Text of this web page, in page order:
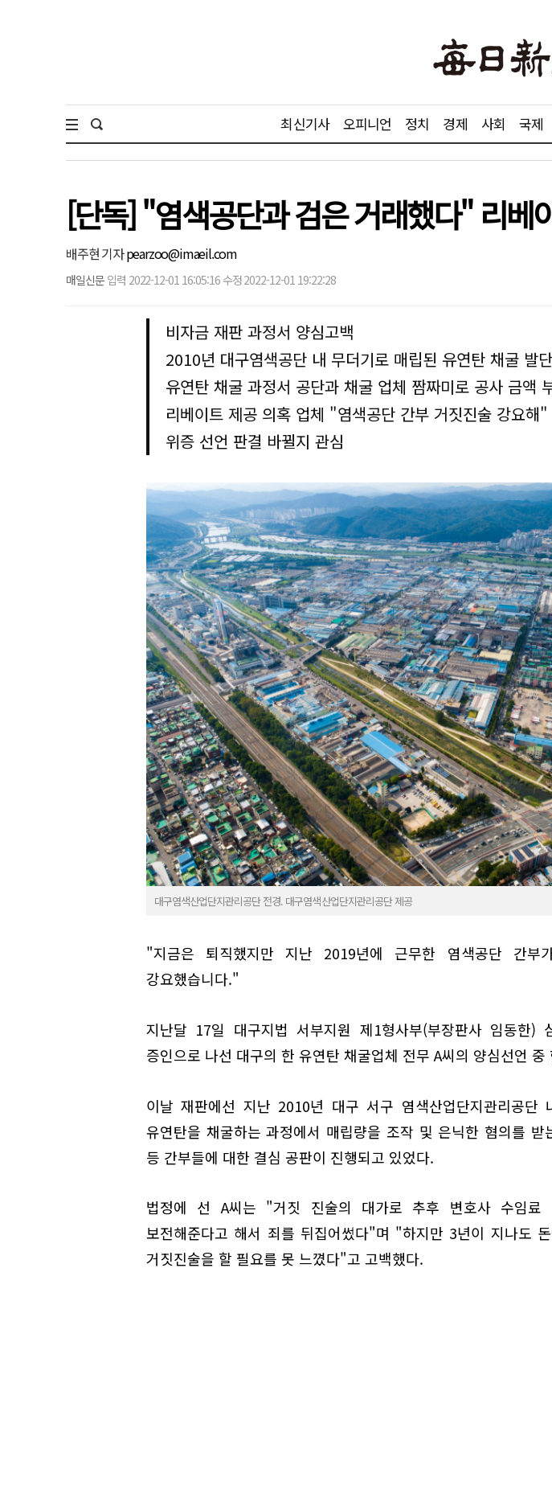
최신기사 오피니언 정치 경제 사회 국제
[단독] "염색공단과 검은 거래했다" 리베
배주현 기자pearzoo@imaeil.com
매일신문 입력 2022-12-01 16:05:16 수정 2022-12-01 19:22:28
비자금 재판 과정서 양심고백
2010년 대구염색공단 내 무더기로 매립된 유연탄 채굴 발단
유연탄 채굴 과정서 공단과 채굴 업체 짬짜미로 공사 금액
리베이트 제공 의혹 업체 "염색공단 간부 거짓진술 강요해"
위증 선언 판결 바뀔지 관심
대구염색산업단지관리공단 전경. 대구염색산업단지관리공단 제공
"지금은 퇴직했지만 지난 2019년에 근무한 염색공단 간부
강요했습니다."
지난달 17일 대구지법 서부지원 제1형사부(부장판사 임동한)
증인으로 나선 대구의 한 유연탄 채굴업체 전무 A씨의 양심선언 중
이날 재판에선 지난 2010년 대구 서구 염색산업단지관리공단
유연탄을 채굴하는 과정에서 매립량을 조작 및 은닉한 혐의를 받
등 간부들에 대한 결심 공판이 진행되고 있었다.
법정에 선 A씨는 "거짓 진술의 대가로 추후 변호사 수임료
보전해준다고 해서 죄를 뒤집어썼다"며 "하지만 3년이 지나도
거짓진술을 할 필요를 못 느꼈다"고 고백했다.